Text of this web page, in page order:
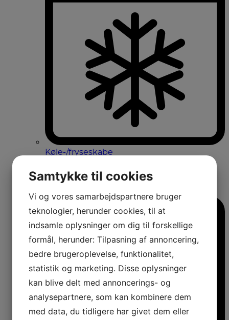
Køle-/fryseskabe
Integrerbare køle-/fryseskabe
Køleskabe med fryseboks
Amerikanerkøleskabe
Samtykke til cookies
Vi og vores samarbejdspartnere bruger
teknologier, herunder cookies, til at
indsamle oplysninger om dig til forskellige
formål, herunder: Tilpasning af annoncering,
bedre brugeroplevelse, funktionalitet,
statistik og marketing. Disse oplysninger
kan blive delt med annoncerings- og
analysepartnere, som kan kombinere dem
med data, du tidligere har givet dem eller